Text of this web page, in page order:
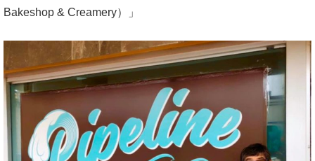
Bakeshop & Creamery）」